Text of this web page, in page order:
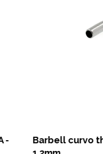
curvo threadless o